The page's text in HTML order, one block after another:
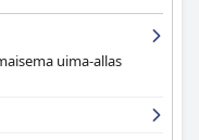
tarvitset, ja
uima-allas. Hotellia
yksityiskohtiin
joka tekee
kauniita uima-
uima-allas